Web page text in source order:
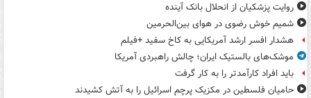
روایت پزشکیان از انحلال بانک آینده
شمیم خوش رضوی در هوای بین‌الحرمین
هشدار افسر ارشد آمریکایی به کاخ سفید +فیلم
موشک‌های بالستیک ایران؛ چالش راهبردی آمریکا
باید افراد کارآمدتر را به کار گرفت
حامیان فلسطین در مکزیک پرچم اسرائیل را به آتش کشیدند